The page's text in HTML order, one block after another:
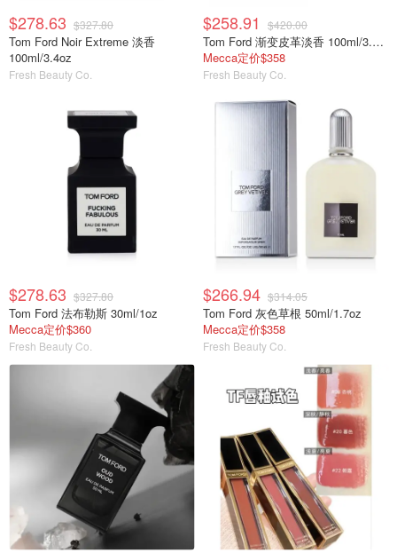
$278.63 $327.80
Tom Ford Noir Extreme 淡香
100ml/3.4oz
Fresh Beauty Co.
$258.91 $420.00
Tom Ford 渐变皮革淡香 100ml/3.4oz
Mecca定价$358
Fresh Beauty Co.
$278.63 $327.80
Tom Ford 法布勒斯 30ml/1oz
Mecca定价$360
Fresh Beauty Co.
$266.94 $314.05
Tom Ford 灰色草根 50ml/1.7oz
Mecca定价$358
Fresh Beauty Co.